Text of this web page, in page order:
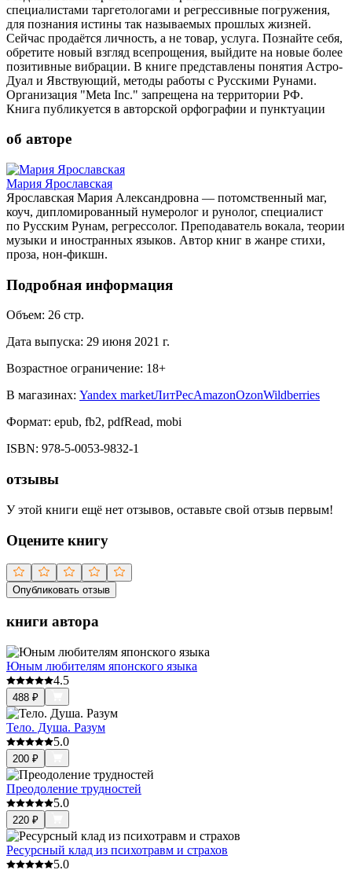
специалистами таргетологами и регрессивные погружения,
для познания истины так называемых прошлых жизней.
Сейчас продаётся личность, а не товар, услуга. Познайте себя,
обретите новый взгляд всепрощения, выйдите на новые более
позитивные вибрации. В книге представлены понятия Астро-
Дуал и Явствующий, методы работы с Русскими Рунами.
Организация "Meta Inc." запрещена на территории РФ.
Книга публикуется в авторской орфографии и пунктуации
об авторе
Мария Ярославская
Ярославская Мария Александровна — потомственный маг,
коуч, дипломированный нумеролог и рунолог, специалист
по Русским Рунам, регрессолог. Преподаватель вокала, теории
музыки и иностранных языков. Автор книг в жанре стихи,
проза, нон-фикшн.
Подробная информация
Объем: 26 стр.
Дата выпуска: 29 июня 2021 г.
Возрастное ограничение: 18+
В магазинах: Yandex marketЛитРесAmazonOzonWildberries
Формат: epub, fb2, pdfRead, mobi
ISBN: 978-5-0053-9832-1
отзывы
У этой книги ещё нет отзывов, оставьте свой отзыв первым!
Оцените книгу
Опубликовать отзыв
книги автора
Юным любителям японского языка
4.5
488 ₽
Тело. Душа. Разум
5.0
200 ₽
Преодоление трудностей
5.0
220 ₽
Ресурсный клад из психотравм и страхов
5.0